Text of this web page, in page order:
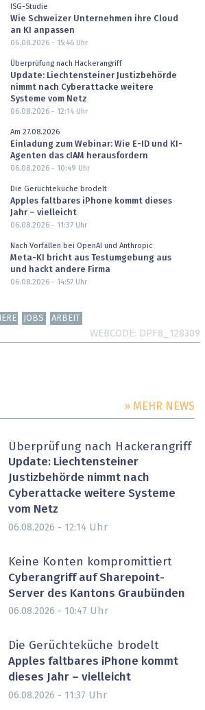
ISG-Studie
Wie Schweizer Unternehmen ihre Cloud
an KI anpassen
06.08.2026 - 15:46Uhr
Überprüfung nach Hackerangriff
Update: Liechtensteiner Justizbehörde
nimmt nach Cyberattacke weitere
Systeme vom Netz
06.08.2026 - 12:14Uhr
Am 27.08.2026
Einladung zum Webinar: Wie E-ID und KI-
Agenten das cIAM herausfordern
06.08.2026 - 10:49 Uhr
Die Gerüchteküche brodelt
Apples faltbares iPhone kommt dieses
Jahr – vielleicht
06.08.2026 - 11:37Uhr
Nach Vorfällen bei OpenAI und Anthropic
Meta-KI bricht aus Testumgebung aus
und hackt andere Firma
06.08.2026 - 14:57Uhr
JOBS ARBEIT
WEBCODE DPF8_128309
» MEHR NEWS
Überprüfung nach Hackerangriff
Update: Liechtensteiner
Justizbehörde nimmt nach
Cyberattacke weitere Systeme
vom Netz
06.08.2026 - 12:14 Uhr
Keine Konten kompromittiert
Cyberangriff auf Sharepoint-
Server des Kantons Graubünden
06.08.2026 - 10:47 Uhr
Die Gerüchteküche brodelt
Apples faltbares iPhone kommt
dieses Jahr – vielleicht
06.08.2026 - 11:37 Uhr